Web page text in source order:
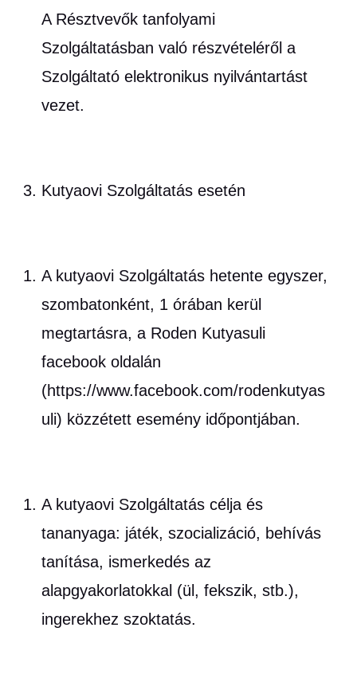
A Résztvevők tanfolyami
Szolgáltatásban való részvételéről a
Szolgáltató elektronikus nyilvántartást
vezet.
Kutyaovi Szolgáltatás esetén
A kutyaovi Szolgáltatás hetente egyszer,
szombatonként, 1 órában kerül
megtartásra, a Roden Kutyasuli
facebook oldalán
(https://www.facebook.com/rodenkutyas
uli) közzétett esemény időpontjában.
A kutyaovi Szolgáltatás célja és
tananyaga: játék, szocializáció, behívás
tanítása, ismerkedés az
alapgyakorlatokkal (ül, fekszik, stb.),
ingerekhez szoktatás.